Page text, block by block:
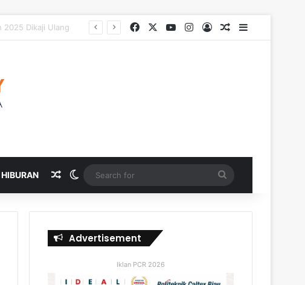
FacebookYouTubeInstagram
Log InRandom Article
Sidebar
HIBURAN Random Article
Switch skin
for
Advertisement
Iklan PCR 2026